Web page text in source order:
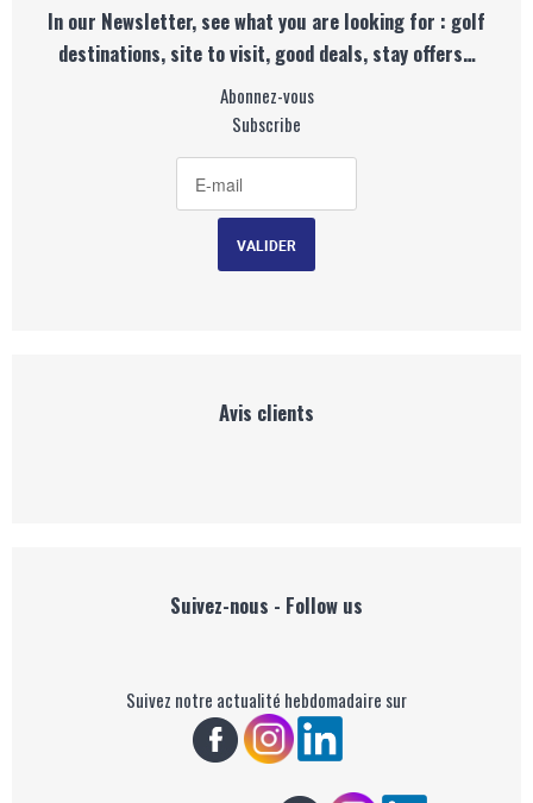
In our Newsletter, see what you are looking for : golf
destinations, site to visit, good deals, stay offers…
Abonnez-vous
Subscribe
Avis clients
Suivez-nous - Follow us
Suivez notre actualité hebdomadaire sur